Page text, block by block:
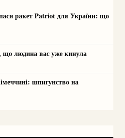
ракет Patriot для України: що
що людина вас уже кинула
шпигунство на